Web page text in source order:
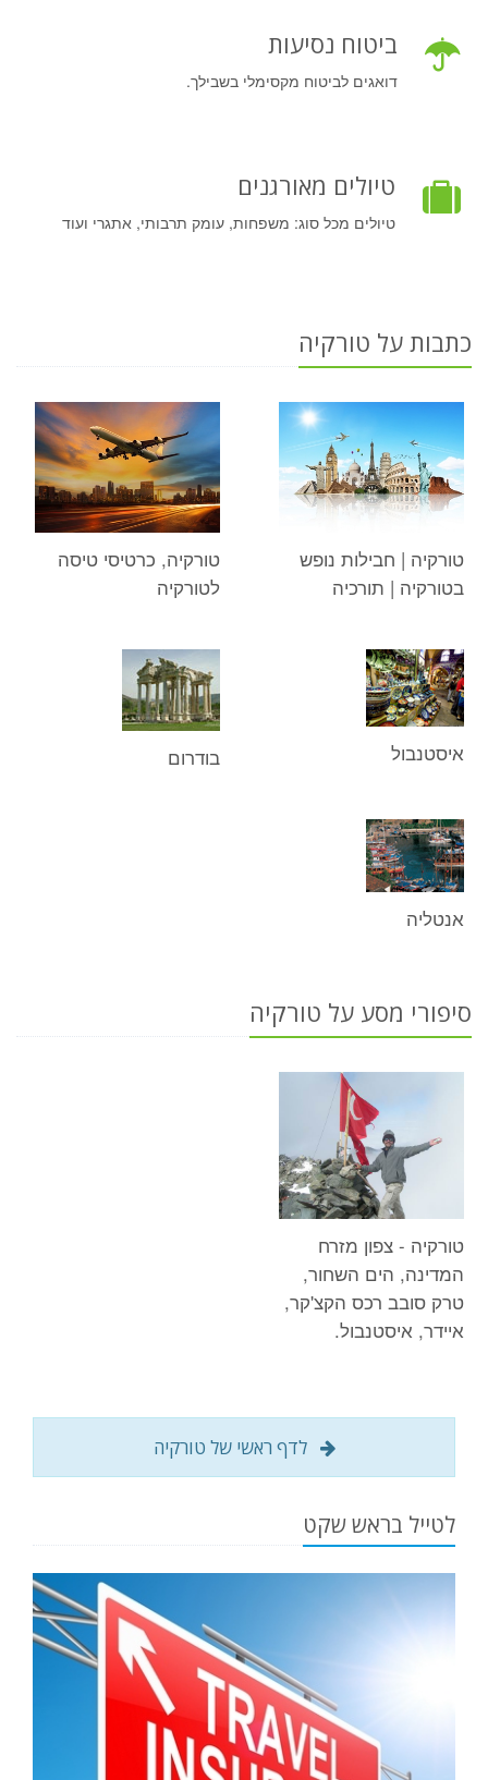
ביטוח נסיעות
דואגים לביטוח מקסימלי בשבילך.
טיולים מאורגנים
טיולים מכל סוג: משפחות, עומק תרבותי, אתגרי ועוד
כתבות על טורקיה
טורקיה | חבילות נופש
בטורקיה | תורכיה
טורקיה, כרטיסי טיסה
לטורקיה
איסטנבול בודרום
אנטליה
סיפורי מסע על טורקיה
טורקיה - צפון מזרח
המדינה, הים השחור,
טרק סובב רכס הקצ'קר,
איידר, איסטנבול.
לדף ראשי של טורקיה
לטייל בראש שקט